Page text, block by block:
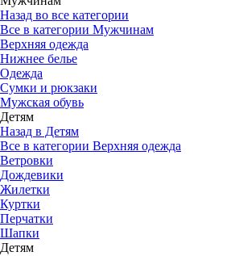
Назад во все категории
Все в категории Мужчинам
Верхняя одежда
Нижнее белье
Одежда
Сумки и рюкзаки
Мужская обувь
Детям
Назад в Детям
Все в категории Верхняя одежда
Ветровки
Дождевики
Жилетки
Куртки
Перчатки
Шапки
Детям